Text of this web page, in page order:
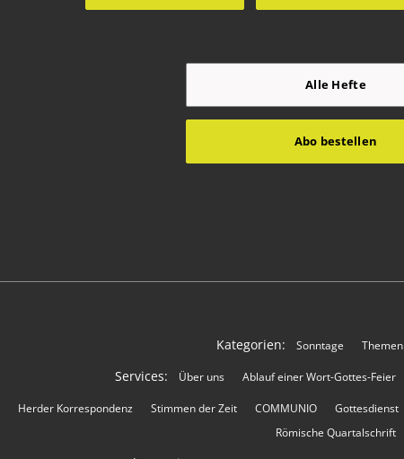
Alle Hefte
Abo bestellen
Kategorien: Sonntage Themen
Services: Über uns Ablauf einer Wort-Gottes-Feier
Herder Korrespondenz Stimmen der Zeit COMMUNIO Gottesdienst
Römische Quartalschrift